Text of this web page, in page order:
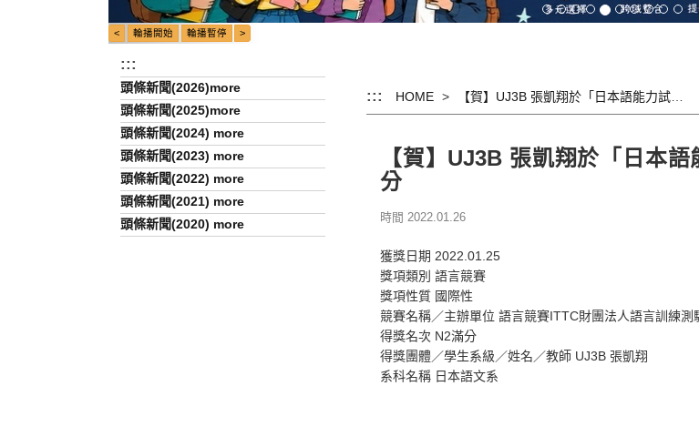
:::
頭條新聞(2026)more
頭條新聞(2025)more
頭條新聞(2024) more
頭條新聞(2023) more
頭條新聞(2022) more
頭條新聞(2021) more
頭條新聞(2020) more
::: HOME
【賀】UJ3B 張凱翔於「日本
分
時間 2022.01.26
獲獎日期 2022.01.25
獎項類別 語言競賽
獎項性質 國際性
競賽名稱／主辦單位 語言競賽ITTC財團法人語言訓練測
得獎名次 N2滿分
得獎團體／學生系級／姓名／教師 UJ3B 張凱翔
系科名稱 日本語文系